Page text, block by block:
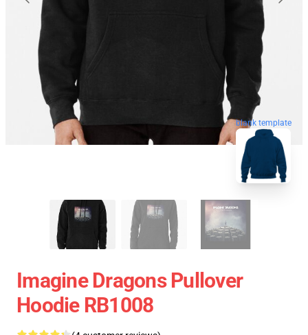
blank template
Imagine Dragons Pullover
Hoodie RB1008